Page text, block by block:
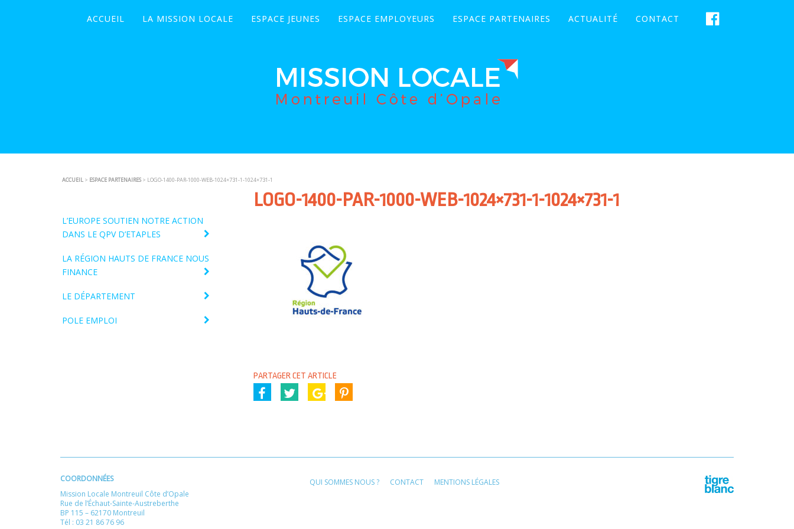
ACCUEIL LA MISSION LOCALE ESPACE JEUNES ESPACE EMPLOYEURS ESPACE PARTENAIRES ACTUALITÉ CONTACT
ACCUEIL > ESPACE PARTENAIRES > LOGO-1400-PAR-1000-WEB-1024×731-1-1024×731-1
L’EUROPE SOUTIEN NOTRE ACTION
DANS LE QPV D’ETAPLES
LA RÉGION HAUTS DE FRANCE NOUS
FINANCE
LE DÉPARTEMENT
POLE EMPLOI
LOGO-1400-PAR-1000-WEB-1024×731-1-1024×731-1
PARTAGER CET ARTICLE
COORDONNÉES
Mission Locale Montreuil Côte d’Opale
Rue de l’Échaut-Sainte-Austreberthe
BP 115 – 62170 Montreuil
Tél : 03 21 86 76 96
QUI SOMMES NOUS ? CONTACT MENTIONS LÉGALES